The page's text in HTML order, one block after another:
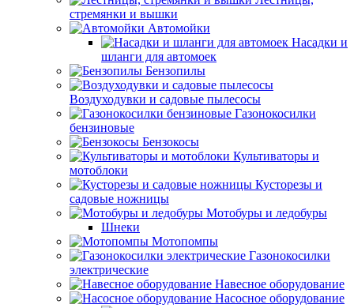
стремянки и вышки
Автомойки
Насадки и
шланги для автомоек
Бензопилы
Воздуходувки и садовые пылесосы
Газонокосилки
бензиновые
Бензокосы
Культиваторы и
мотоблоки
Кусторезы и
садовые ножницы
Мотобуры и ледобуры
Шнеки
Мотопомпы
Газонокосилки
электрические
Навесное оборудование
Насосное оборудование